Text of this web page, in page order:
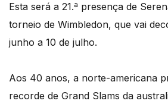
Esta será a 21.ª presença de
torneio de Wimbledon, que vai
junho a 10 de julho.
Aos 40 anos, a norte-americana
recorde de Grand Slams da